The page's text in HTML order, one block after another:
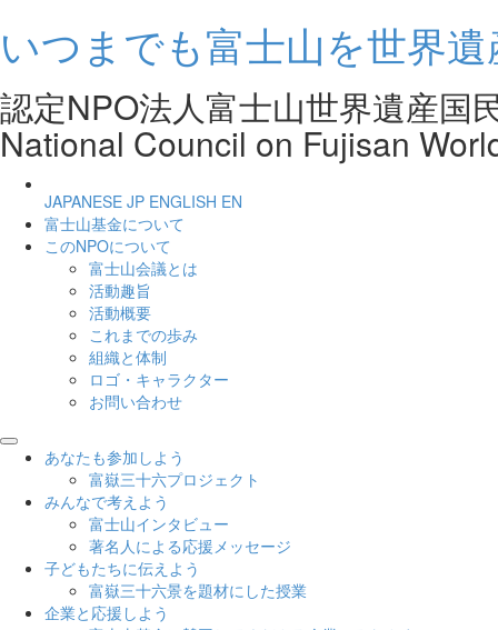
いつまでも富士山を世界
認定NPO法人富士山世界遺産
National Council on Fujisan
JAPANESE JP ENGLISH EN
富士山基金について
このNPOについて
富士山会議とは
活動趣旨
活動概要
これまでの歩み
組織と体制
ロゴ・キャラクター
お問い合わせ
あなたも参加しよう
富嶽三十六プロジェクト
みんなで考えよう
富士山インタビュー
著名人による応援メッセージ
子どもたちに伝えよう
富嶽三十六景を題材にした授業
企業と応援しよう